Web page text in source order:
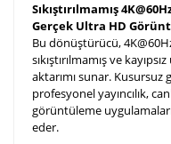
Sıkıştırılmamış
Gerçek Ultra HD
Bu dönüştürücü,
sıkıştırılmamış ve
aktarımı sunar.
profesyonel yayıncılık,
görüntüleme
eder.